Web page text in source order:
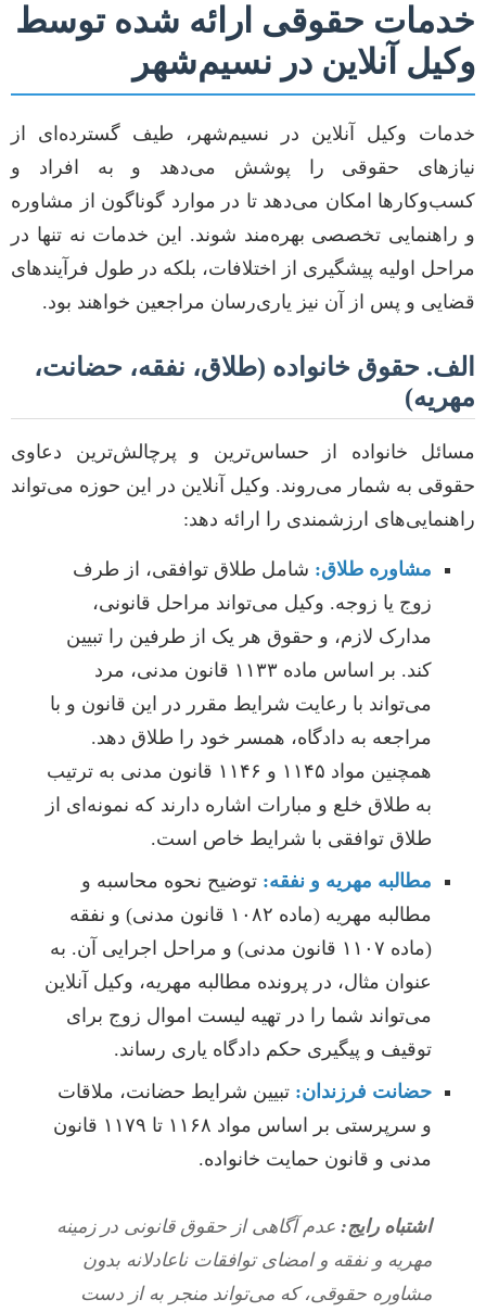
خدمات حقوقی ارائه شده توسط
وکیل آنلاین در نسیم‌شهر
خدمات وکیل آنلاین در نسیم‌شهر، طیف گسترده‌ای از
نیازهای حقوقی را پوشش می‌دهد و به افراد و
کسب‌وکارها امکان می‌دهد تا در موارد گوناگون از مشاوره
و راهنمایی تخصصی بهره‌مند شوند. این خدمات نه تنها در
مراحل اولیه پیشگیری از اختلافات، بلکه در طول فرآیندهای
قضایی و پس از آن نیز یاری‌رسان مراجعین خواهند بود.
الف. حقوق خانواده (طلاق، نفقه، حضانت،
مهریه)
مسائل خانواده از حساس‌ترین و پرچالش‌ترین دعاوی
حقوقی به شمار می‌روند. وکیل آنلاین در این حوزه می‌تواند
راهنمایی‌های ارزشمندی را ارائه دهد:
مشاوره طلاق: شامل طلاق توافقی، از طرف
زوج یا زوجه. وکیل می‌تواند مراحل قانونی،
مدارک لازم، و حقوق هر یک از طرفین را تبیین
کند. بر اساس ماده ۱۱۳۳ قانون مدنی، مرد
می‌تواند با رعایت شرایط مقرر در این قانون و با
مراجعه به دادگاه، همسر خود را طلاق دهد.
همچنین مواد ۱۱۴۵ و ۱۱۴۶ قانون مدنی به ترتیب
به طلاق خلع و مبارات اشاره دارند که نمونه‌ای از
طلاق توافقی با شرایط خاص است.
مطالبه مهریه و نفقه: توضیح نحوه محاسبه و
مطالبه مهریه (ماده ۱۰۸۲ قانون مدنی) و نفقه
(ماده ۱۱۰۷ قانون مدنی) و مراحل اجرایی آن. به
عنوان مثال، در پرونده مطالبه مهریه، وکیل آنلاین
می‌تواند شما را در تهیه لیست اموال زوج برای
توقیف و پیگیری حکم دادگاه یاری رساند.
حضانت فرزندان: تبیین شرایط حضانت، ملاقات
و سرپرستی بر اساس مواد ۱۱۶۸ تا ۱۱۷۹ قانون
مدنی و قانون حمایت خانواده.
اشتباه رایج: عدم آگاهی از حقوق قانونی در زمینه
مهریه و نفقه و امضای توافقات ناعادلانه بدون
مشاوره حقوقی، که می‌تواند منجر به از دست